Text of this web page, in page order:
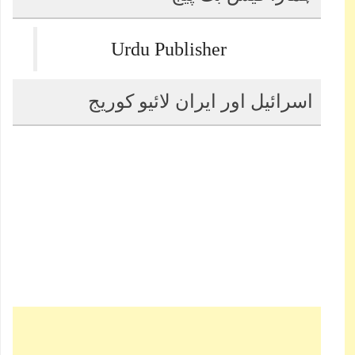
Urdu Publisher
اسرائیل اور ایران لائیو کوریج